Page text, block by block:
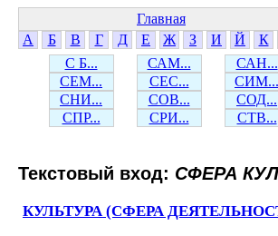
Главная
А
Б В Г Д Е Ж З И Й К
С Б...
САМ... САН...
СЕМ...
СЕС... СИМ...
СНИ...
СОВ... СОД...
СПР...
СРИ... СТВ...
Текстовый вход: СФЕРА
КУЛЬТУРА (СФЕРА